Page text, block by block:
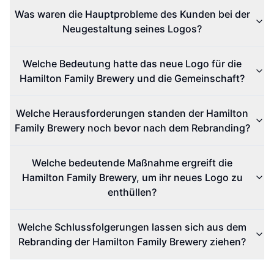
Was waren die Hauptprobleme des Kunden bei der
Neugestaltung seines Logos?
Welche Bedeutung hatte das neue Logo für die
Hamilton Family Brewery und die Gemeinschaft?
Welche Herausforderungen standen der Hamilton
Family Brewery noch bevor nach dem Rebranding?
Welche bedeutende Maßnahme ergreift die
Hamilton Family Brewery, um ihr neues Logo zu
enthüllen?
Welche Schlussfolgerungen lassen sich aus dem
Rebranding der Hamilton Family Brewery ziehen?